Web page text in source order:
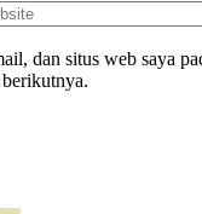
dan situs web saya